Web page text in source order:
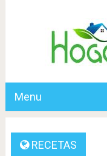
Menu
RECETAS